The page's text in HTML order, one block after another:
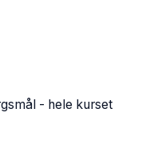
- hele kurset